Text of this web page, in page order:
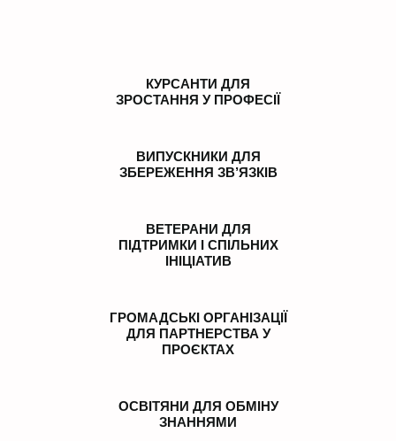
КУРСАНТИ ДЛЯ
ЗРОСТАННЯ У ПРОФЕСІЇ
ВИПУСКНИКИ ДЛЯ
ЗБЕРЕЖЕННЯ ЗВ’ЯЗКІВ
ВЕТЕРАНИ ДЛЯ
ПІДТРИМКИ І СПІЛЬНИХ
ІНІЦІАТИВ
ГРОМАДСЬКІ ОРГАНІЗАЦІЇ
ДЛЯ ПАРТНЕРСТВА У
ПРОЄКТАХ
ОСВІТЯНИ ДЛЯ ОБМІНУ
ЗНАННЯМИ